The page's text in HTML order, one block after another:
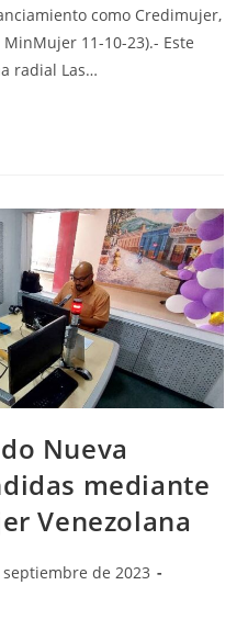
como Credimujer,
11-10-23).- Este
radial Las…
Nueva
mediante
Venezolana
septiembre de 2023